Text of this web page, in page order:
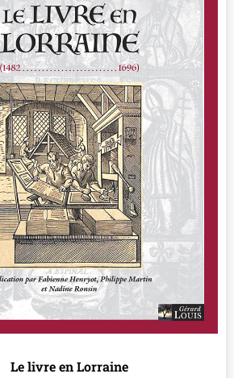
Le livre en Lorraine